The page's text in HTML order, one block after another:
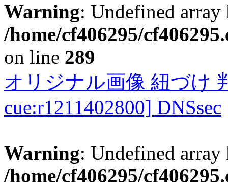
Warning: Undefined
/home/cf406295/
on line 289
オリジナル画像 紐づけ
cue:r1211402800] DNSsec
Warning: Undefined
/home/cf406295/